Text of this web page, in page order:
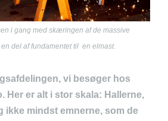
i gang med skæringen af de massive
del af fundamentet til en elmast.
vi besøger hos
Her er alt i stor skala: Hallerne,
ikke mindst emnerne, som de